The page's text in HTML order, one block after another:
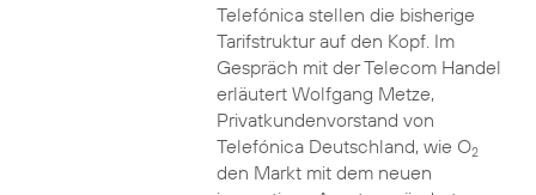
Telefónica stellen die bisherige
Tarifstruktur auf den Kopf. Im
Gespräch mit der Telecom Handel
erläutert Wolfgang Metze,
Privatkundenvorstand von
Telefónica Deutschland, wie O2
den Markt mit dem neuen